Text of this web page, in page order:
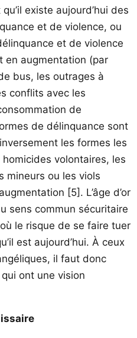
existe aujourd’hui des
et de violence, ou
et de violence
en augmentation (par
bus, les outrages à
conflits avec les
de
de délinquance sont
les formes les
volontaires, les
mineurs ou les viols
[5] . L’âge d’or
sens commun sécuritaire
le risque de se faire tuer
est aujourd’hui. À ceux
il faut donc
ont une vision